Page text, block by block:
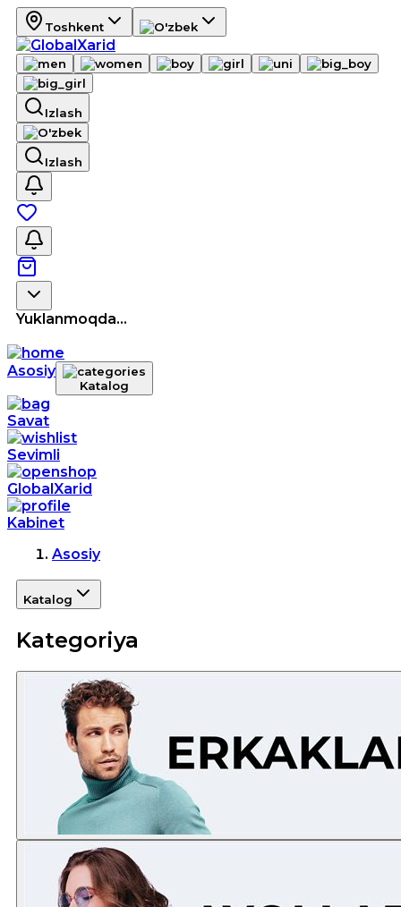
Toshkent
Izlash
Izlash
Yuklanmoqda...
Asosiy
Katalog
Savat
Sevimli
GlobalXarid
Kabinet
Asosiy
Katalog
Kategoriya